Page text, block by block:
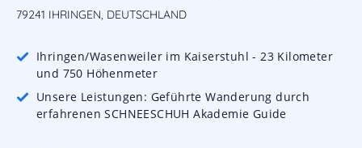
79241 IHRINGEN, DEUTSCHLAND
Ihringen/Wasenweiler im Kaiserstuhl - 23 Kilometer
und 750 Höhenmeter
Unsere Leistungen: Geführte Wanderung durch
erfahrenen SCHNEESCHUH Akademie Guide